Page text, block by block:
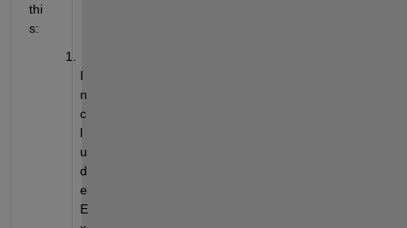
thi
s:
I
n
c
l
u
d
e
E